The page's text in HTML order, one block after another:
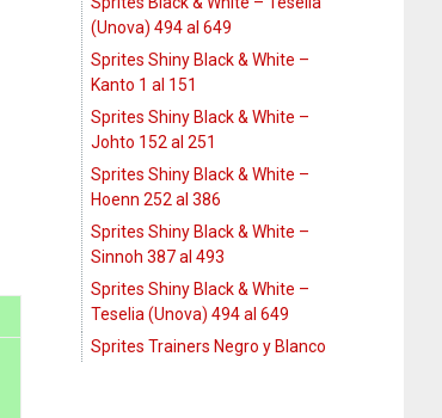
(Unova) 494 al 649
Sprites Shiny Black & White –
Kanto 1 al 151
Sprites Shiny Black & White –
Johto 152 al 251
Sprites Shiny Black & White –
Hoenn 252 al 386
Sprites Shiny Black & White –
Sinnoh 387 al 493
Sprites Shiny Black & White –
Teselia (Unova) 494 al 649
Sprites Trainers Negro y Blanco